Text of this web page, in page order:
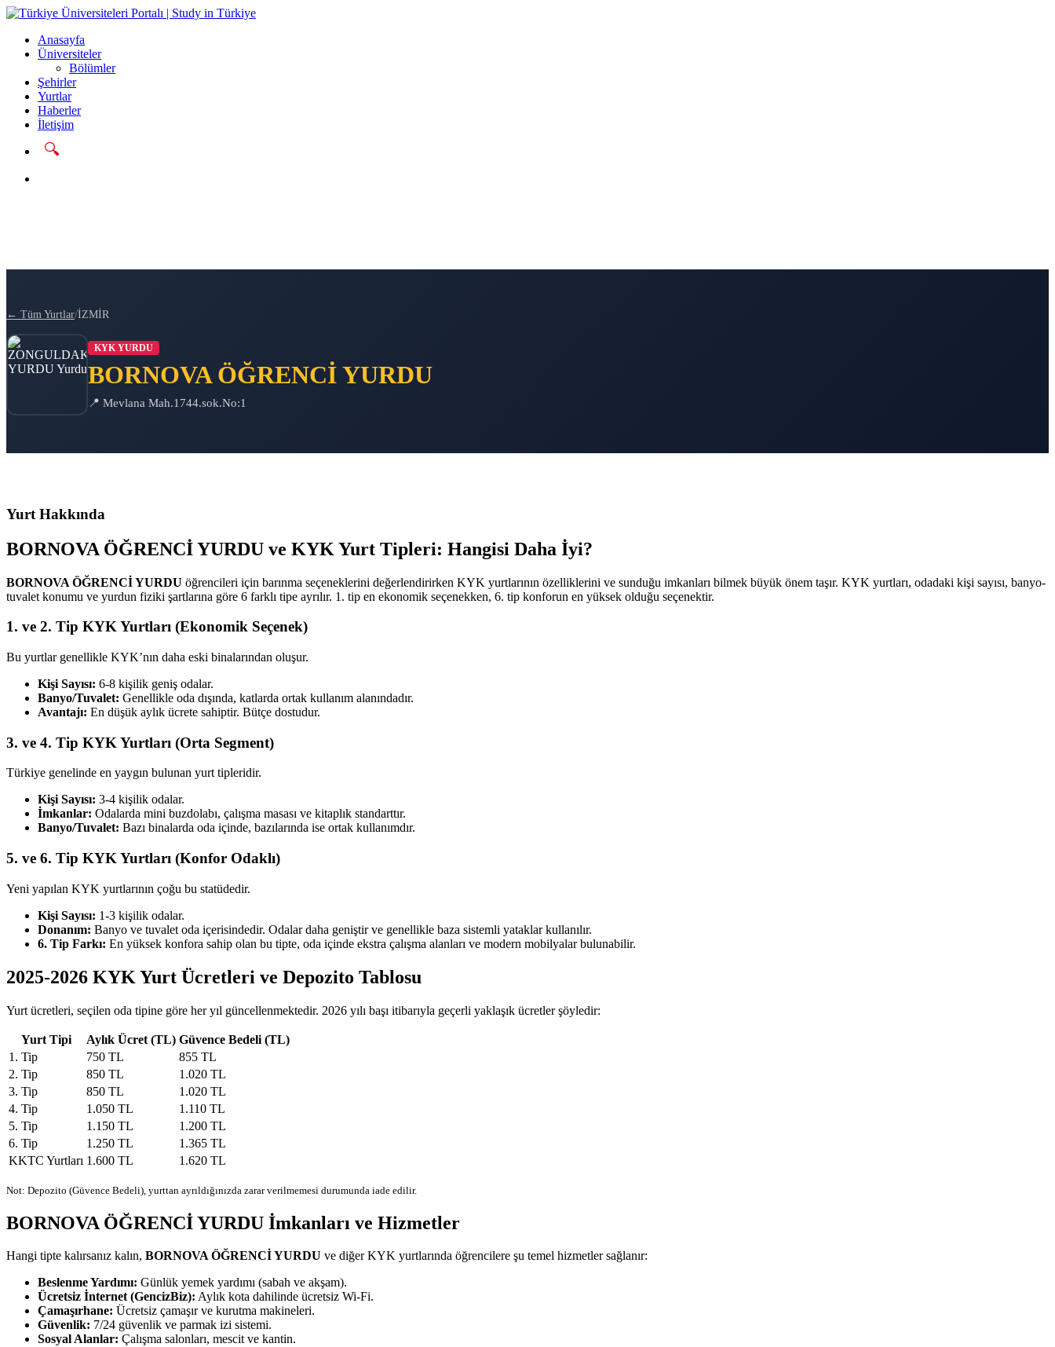
Anasayfa
Üniversiteler
Bölümler
Şehirler
Yurtlar
Haberler
İletişim
🔍
← Tüm Yurtlar/İZMİR
KYK YURDU
BORNOVA ÖĞRENCİ YURDU
📍 Mevlana Mah.1744.sok.No:1
Yurt Hakkında
BORNOVA ÖĞRENCİ YURDU ve KYK Yurt Tipleri: Hangisi Daha İyi?
BORNOVA ÖĞRENCİ YURDU öğrencileri için barınma seçeneklerini değerlendirirken KYK yurtlarının özelliklerini ve sunduğu imkanları bilmek büyük önem taşır. KYK yurtları, odadaki kişi sayısı, banyo-
tuvalet konumu ve yurdun fiziki şartlarına göre 6 farklı tipe ayrılır. 1. tip en ekonomik seçenekken, 6. tip konforun en yüksek olduğu seçenektir.
1. ve 2. Tip KYK Yurtları (Ekonomik Seçenek)
Bu yurtlar genellikle KYK’nın daha eski binalarından oluşur.
Kişi Sayısı: 6-8 kişilik geniş odalar.
Banyo/Tuvalet: Genellikle oda dışında, katlarda ortak kullanım alanındadır.
Avantajı: En düşük aylık ücrete sahiptir. Bütçe dostudur.
3. ve 4. Tip KYK Yurtları (Orta Segment)
Türkiye genelinde en yaygın bulunan yurt tipleridir.
Kişi Sayısı: 3-4 kişilik odalar.
İmkanlar: Odalarda mini buzdolabı, çalışma masası ve kitaplık standarttır.
Banyo/Tuvalet: Bazı binalarda oda içinde, bazılarında ise ortak kullanımdır.
5. ve 6. Tip KYK Yurtları (Konfor Odaklı)
Yeni yapılan KYK yurtlarının çoğu bu statüdedir.
Kişi Sayısı: 1-3 kişilik odalar.
Donanım: Banyo ve tuvalet oda içerisindedir. Odalar daha geniştir ve genellikle baza sistemli yataklar kullanılır.
6. Tip Farkı: En yüksek konfora sahip olan bu tipte, oda içinde ekstra çalışma alanları ve modern mobilyalar bulunabilir.
2025-2026 KYK Yurt Ücretleri ve Depozito Tablosu
Yurt ücretleri, seçilen oda tipine göre her yıl güncellenmektedir. 2026 yılı başı itibarıyla geçerli yaklaşık ücretler şöyledir:
Yurt Tipi Aylık Ücret (TL) Güvence Bedeli (TL)
1. Tip
750 TL
855 TL
2. Tip
850 TL
1.020 TL
3. Tip
850 TL
1.020 TL
4. Tip
1.050 TL
1.110 TL
5. Tip
1.150 TL
1.200 TL
6. Tip
1.250 TL
1.365 TL
KKTC Yurtları 1.600 TL 1.620 TL
Not: Depozito (Güvence Bedeli), yurttan ayrıldığınızda zarar verilmemesi durumunda iade edilir.
BORNOVA ÖĞRENCİ YURDU İmkanları ve Hizmetler
Hangi tipte kalırsanız kalın, BORNOVA ÖĞRENCİ YURDU ve diğer KYK yurtlarında öğrencilere şu temel hizmetler sağlanır:
Beslenme Yardımı: Günlük yemek yardımı (sabah ve akşam).
Ücretsiz İnternet (GencizBiz): Aylık kota dahilinde ücretsiz Wi-Fi.
Çamaşırhane: Ücretsiz çamaşır ve kurutma makineleri.
Güvenlik: 7/24 güvenlik ve parmak izi sistemi.
Sosyal Alanlar: Çalışma salonları, mescit ve kantin.